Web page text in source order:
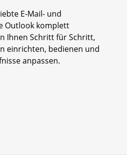
E-Mail- und
Outlook komplett
Ihnen Schritt für Schritt,
einrichten, bedienen und
anpassen.